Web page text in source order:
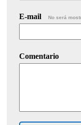
E-mail No será
Comentario